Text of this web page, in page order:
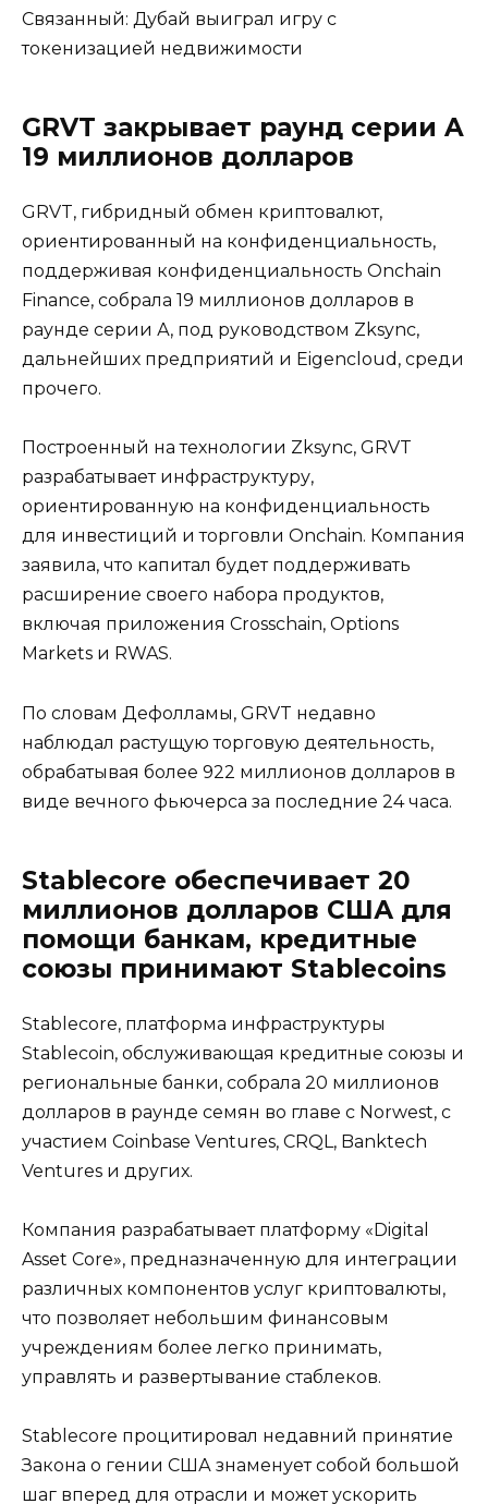
Связанный: Дубай выиграл игру с
токенизацией недвижимости
GRVT закрывает раунд серии A
19 миллионов долларов
GRVT, гибридный обмен криптовалют,
ориентированный на конфиденциальность,
поддерживая конфиденциальность Onchain
Finance, собрала 19 миллионов долларов в
раунде серии А, под руководством Zksync,
дальнейших предприятий и Eigencloud, среди
прочего.
Построенный на технологии Zksync, GRVT
разрабатывает инфраструктуру,
ориентированную на конфиденциальность
для инвестиций и торговли Onchain. Компания
заявила, что капитал будет поддерживать
расширение своего набора продуктов,
включая приложения Crosschain, Options
Markets и RWAS.
По словам Дефолламы, GRVT недавно
наблюдал растущую торговую деятельность,
обрабатывая более 922 миллионов долларов в
виде вечного фьючерса за последние 24 часа.
Stablecore обеспечивает 20
миллионов долларов США для
помощи банкам, кредитные
союзы принимают Stablecoins
Stablecore, платформа инфраструктуры
Stablecoin, обслуживающая кредитные союзы и
региональные банки, собрала 20 миллионов
долларов в раунде семян во главе с Norwest, с
участием Coinbase Ventures, CRQL, Banktech
Ventures и других.
Компания разрабатывает платформу «Digital
Asset Core», предназначенную для интеграции
различных компонентов услуг криптовалюты,
что позволяет небольшим финансовым
учреждениям более легко принимать,
управлять и развертывание стаблеков.
Stablecore процитировал недавний принятие
Закона о гении США знаменует собой большой
шаг вперед для отрасли и может ускорить